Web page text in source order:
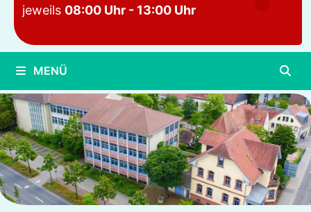
jeweils 08:00 Uhr - 13:00 Uhr
MENÜ